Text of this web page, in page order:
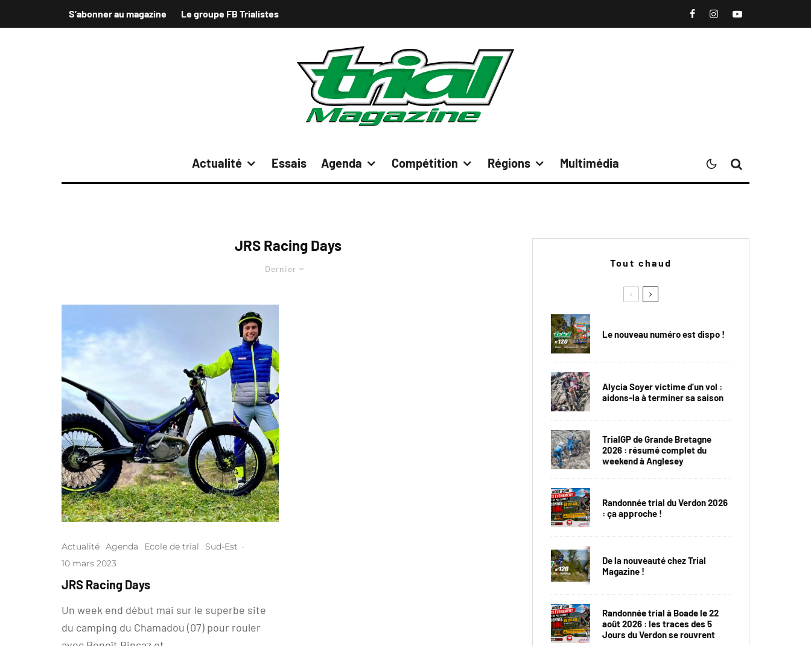
S’abonner au magazine Le groupe FB Trialistes
Actualité Essais Agenda Compétition Régions Multimédia
JRS Racing Days
Dernier
Actualité Agenda Ecole de trial Sud-Est ·
10 mars 2023
JRS Racing Days
Un week end début mai sur le superbe site
du camping du Chamadou (07) pour rouler
Tout chaud
Le nouveau numéro est dispo !
Alycia Soyer victime d’un vol :
aidons-la à terminer sa saison
TrialGP de Grande Bretagne
2026 : résumé complet du
weekend à Anglesey
Randonnée trial du Verdon 2026
: ça approche !
De la nouveauté chez Trial
Magazine !
Randonnée trial à Boade le 22
août 2026 : les traces des 5
Jours du Verdon se rouvrent